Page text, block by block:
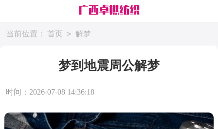
当前位置： 首页 > 解梦
梦到地震周公解梦
时间：2026-07-08 14:36:18